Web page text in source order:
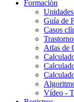
Formación
Guía de
Casos
Atlas de
Vídeo -